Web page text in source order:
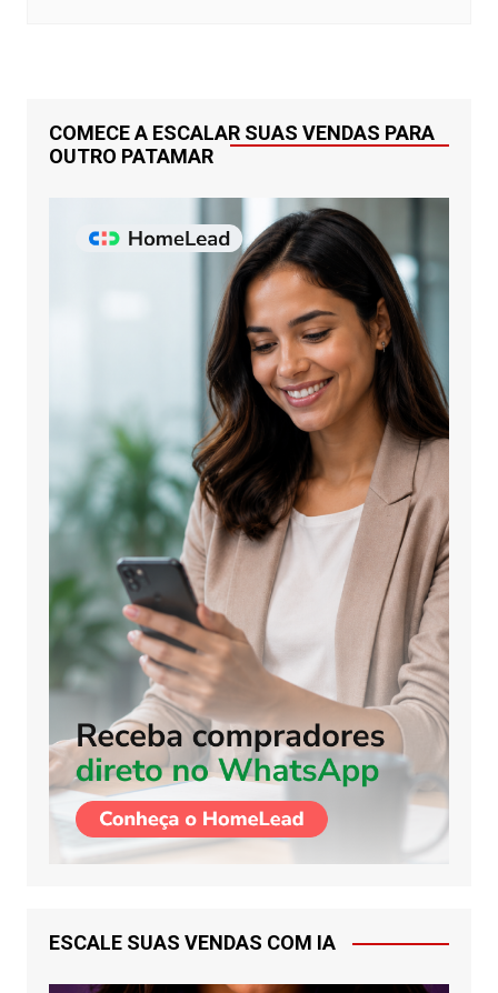
COMECE A ESCALAR SUAS VENDAS PARA
OUTRO PATAMAR
ESCALE SUAS VENDAS COM IA